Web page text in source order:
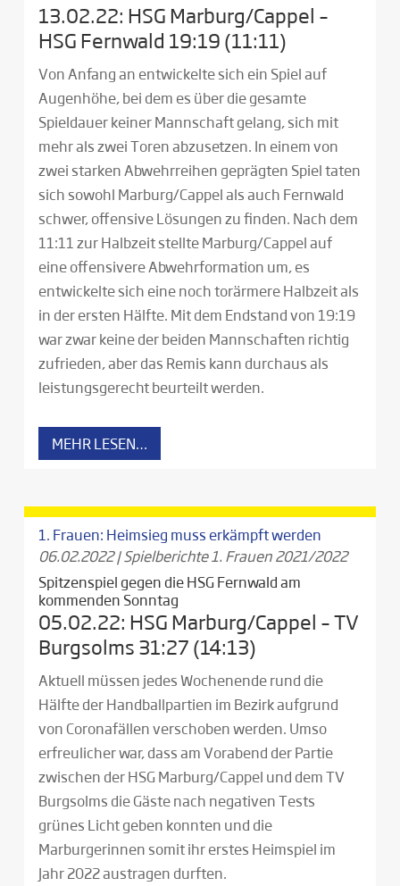
13.02.22: HSG Marburg/Cappel –
HSG Fernwald 19:19 (11:11)
Von Anfang an entwickelte sich ein Spiel auf
Augenhöhe, bei dem es über die gesamte
Spieldauer keiner Mannschaft gelang, sich mit
mehr als zwei Toren abzusetzen. In einem von
zwei starken Abwehrreihen geprägten Spiel taten
sich sowohl Marburg/Cappel als auch Fernwald
schwer, offensive Lösungen zu finden. Nach dem
11:11 zur Halbzeit stellte Marburg/Cappel auf
eine offensivere Abwehrformation um, es
entwickelte sich eine noch torärmere Halbzeit als
in der ersten Hälfte. Mit dem Endstand von 19:19
war zwar keine der beiden Mannschaften richtig
zufrieden, aber das Remis kann durchaus als
leistungsgerecht beurteilt werden.
MEHR LESEN…
1. Frauen: Heimsieg muss erkämpft werden
06.02.2022|Spielberichte 1. Frauen 2021/2022
Spitzenspiel gegen die HSG Fernwald am
kommenden Sonntag
05.02.22: HSG Marburg/Cappel – TV
Burgsolms 31:27 (14:13)
Aktuell müssen jedes Wochenende rund die
Hälfte der Handballpartien im Bezirk aufgrund
von Coronafällen verschoben werden. Umso
erfreulicher war, dass am Vorabend der Partie
zwischen der HSG Marburg/Cappel und dem TV
Burgsolms die Gäste nach negativen Tests
grünes Licht geben konnten und die
Marburgerinnen somit ihr erstes Heimspiel im
Jahr 2022 austragen durften.